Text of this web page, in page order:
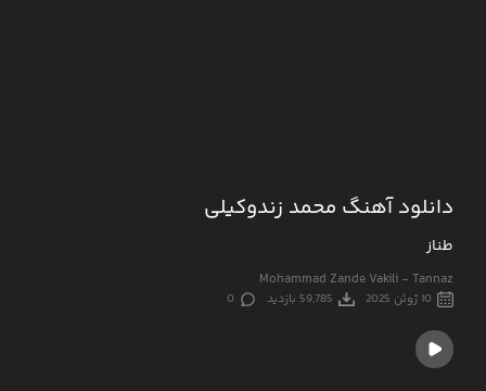
دانلود آهنگ محمد زندوکیلی
طناز
Mohammad Zande Vakili - Tannaz
10 ژوئن 2025 59,785 بازدید 0